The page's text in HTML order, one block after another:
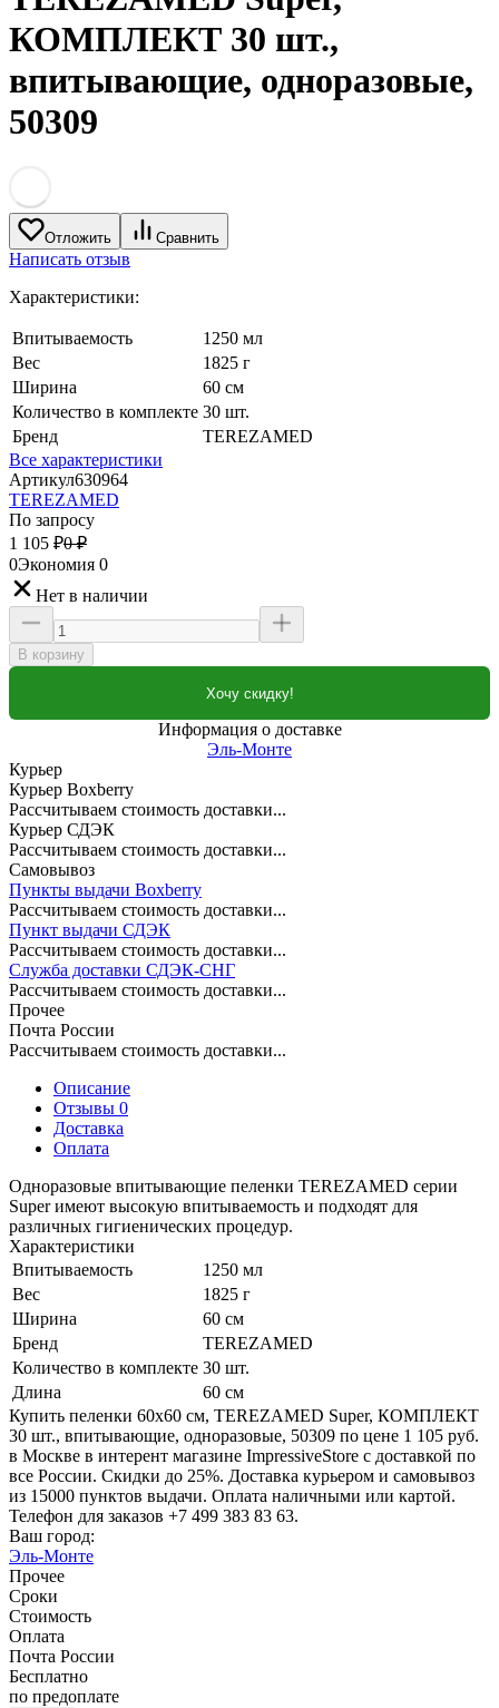
КОМПЛЕКТ 30 шт.,
впитывающие, одноразовые,
50309
Отложить Сравнить
Написать отзыв
Характеристики:
Впитываемость
1250 мл
Вес
1825 г
Ширина
60 см
Количество в комплекте 30 шт.
Бренд
TEREZAMED
Все характеристики
Артикул630964
TEREZAMED
По запросу
1 105 ₽0 ₽
0Экономия 0
Нет в наличии
В корзину
Хочу скидку!
Информация о доставке
Эль-Монте
Курьер
Курьер Boxberry
Рассчитываем стоимость доставки...
Курьер СДЭК
Рассчитываем стоимость доставки...
Самовывоз
Пункты выдачи Boxberry
Рассчитываем стоимость доставки...
Пункт выдачи СДЭК
Рассчитываем стоимость доставки...
Служба доставки СДЭК-СНГ
Рассчитываем стоимость доставки...
Прочее
Почта России
Рассчитываем стоимость доставки...
Описание
Отзывы 0
Доставка
Оплата
Одноразовые впитывающие пеленки TEREZAMED серии
Super имеют высокую впитываемость и подходят для
различных гигиенических процедур.
Характеристики
Впитываемость
1250 мл
Вес
1825 г
Ширина
60 см
Бренд
TEREZAMED
Количество в комплекте 30 шт.
Длина
60 см
Купить пеленки 60х60 см, TEREZAMED Super, КОМПЛЕКТ
30 шт., впитывающие, одноразовые, 50309 по цене 1 105 руб.
в Москве в интерент магазине ImpressiveStore с доставкой по
все России. Скидки до 25%. Доставка курьером и самовывоз
из 15000 пунктов выдачи. Оплата наличными или картой.
Телефон для заказов +7 499 383 83 63.
Ваш город:
Эль-Монте
Прочее
Сроки
Стоимость
Оплата
Почта России
Бесплатно
по предоплате